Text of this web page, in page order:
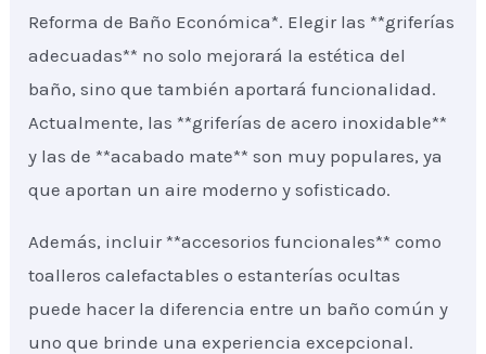
Reforma de Baño Económica*. Elegir las **griferías
adecuadas** no solo mejorará la estética del
baño, sino que también aportará funcionalidad.
Actualmente, las **griferías de acero inoxidable**
y las de **acabado mate** son muy populares, ya
que aportan un aire moderno y sofisticado.
Además, incluir **accesorios funcionales** como
toalleros calefactables o estanterías ocultas
puede hacer la diferencia entre un baño común y
uno que brinde una experiencia excepcional.